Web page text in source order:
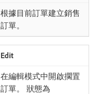
根據目前訂單建立銷售
訂單。
Edit
在編輯模式中開啟擱置
訂單。 狀態為